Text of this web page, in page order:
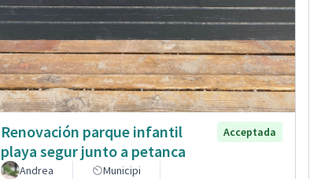
Renovación parque infantil
playa segur junto a petanca
Acceptada
Andrea
Municipi